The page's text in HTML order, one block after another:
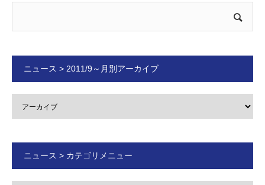
ニュース > 2011/9～月別アーカイブ
ニュース > カテゴリメニュー